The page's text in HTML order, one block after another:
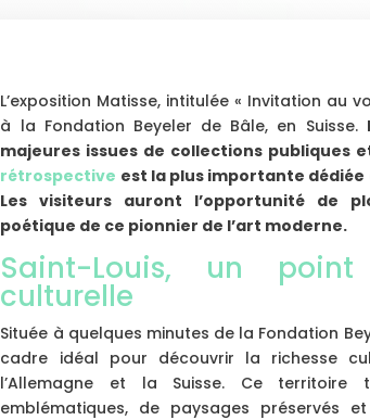
L’exposition Matisse, intitulée « Invitation au
à la Fondation Beyeler de Bâle, en Suisse.
majeures issues de collections publiques
rétrospective est la plus importante dédiée
Les visiteurs auront l’opportunité de
poétique de ce pionnier de l’art moderne.
Saint-Louis, un
culturelle
Située à quelques minutes de la Fondation
cadre idéal pour découvrir la richesse
l’Allemagne et la Suisse. Ce territoire
emblématiques, de paysages préservés